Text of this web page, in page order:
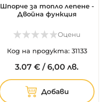
Шпорче за топло лепене -
Двойна функция
Оцени
Код на продукта: 31133
3.07 € /6,00 лв.
Добави